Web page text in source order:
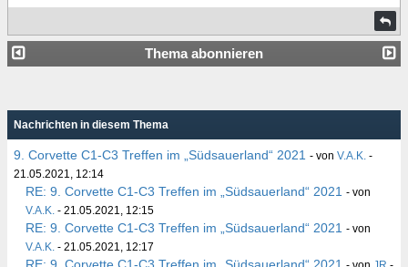
Thema abonnieren
Nachrichten in diesem Thema
9. Corvette C1-C3 Treffen im „Südsauerland“ 2021 - von V.A.K. -
21.05.2021, 12:14
RE: 9. Corvette C1-C3 Treffen im „Südsauerland“ 2021 - von
V.A.K. - 21.05.2021, 12:15
RE: 9. Corvette C1-C3 Treffen im „Südsauerland“ 2021 - von
V.A.K. - 21.05.2021, 12:17